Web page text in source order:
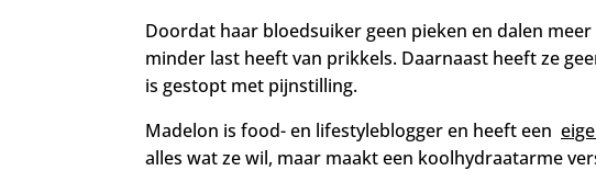
Doordat haar bloedsuiker geen pieken en dalen
minder last heeft van prikkels. Daarnaast heeft ze
is gestopt met pijnstilling.
Madelon is food- en lifestyleblogger en heeft een
alles wat ze wil, maar maakt een koolhydraatarme